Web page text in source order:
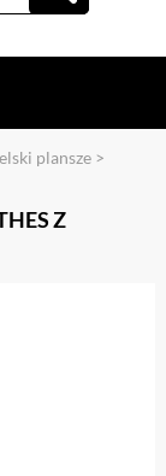
plansze>
Z